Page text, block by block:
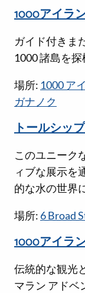
1000アイラ
ガイド付きま
1000 諸島を探
場所: 1000 ア
ガナノク
トールシッ
このユニーク
ィブな展示を
的な水の世界
場所: 6 Broad
1000アイラ
伝統的な観光
マラン アドベ